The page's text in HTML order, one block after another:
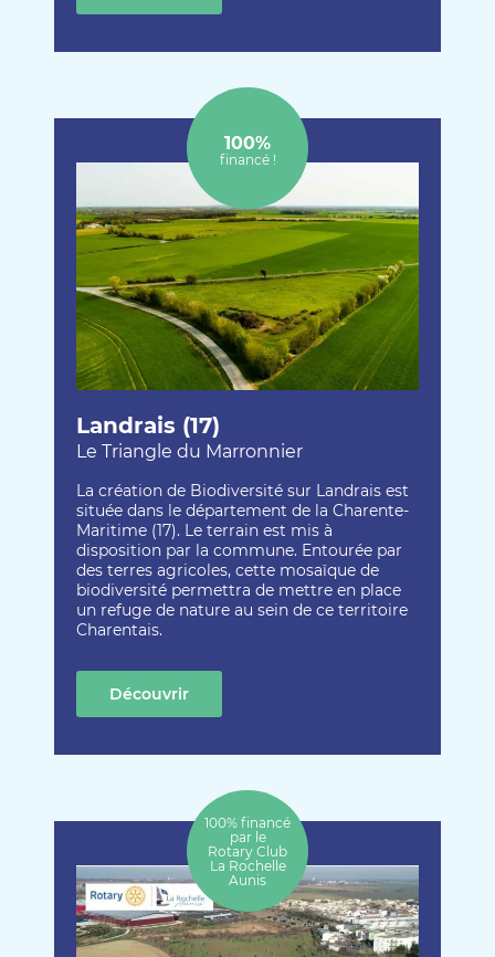
Landrais (17)
Le Triangle du Marronnier
La création de Biodiversité sur Landrais est
située dans le département de la Charente-
Maritime (17). Le terrain est mis à
disposition par la commune. Entourée par
des terres agricoles, cette mosaïque de
biodiversité permettra de mettre en place
un refuge de nature au sein de ce territoire
Charentais.
100%
financé !
Découvrir
100% financé
par le
Rotary Club
La Rochelle
Aunis